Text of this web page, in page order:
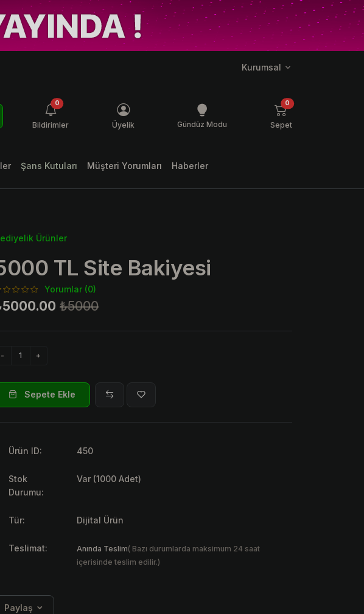
Kurumsal
0okunmamış mesaj
Bildirimler Üyelik Gündüz Modu
0 ürün
Sepet
Şans Kutuları Müşteri Yorumları Haberler
Ürünler
TL Site Bakiyesi
Yorumlar (0)
₺5000
Sepete Ekle
Ürün ID: 450
Stok
Durumu:
Var (1000 Adet)
Tür: Dijital Ürün
Teslimat: Anında Teslim( Bazı durumlarda maksimum 24 saat
içerisinde teslim edilir.)
Paylaş